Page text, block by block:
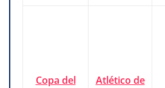
Copa del
Atlético de